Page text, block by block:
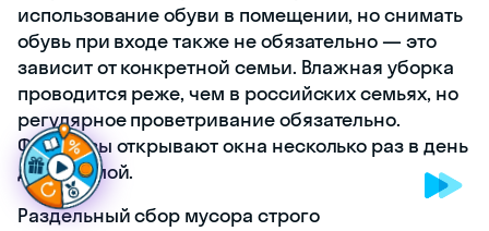
использование обуви в помещении, но снимать
обувь при входе также не обязательно — это
зависит от конкретной семьи. Влажная уборка
проводится реже, чем в российских семьях, но
регулярное проветривание обязательно.
Французы открывают окна несколько раз в день
даже зимой.
Раздельный сбор мусора строго
Гот овыпродвигатьсяво фра н|